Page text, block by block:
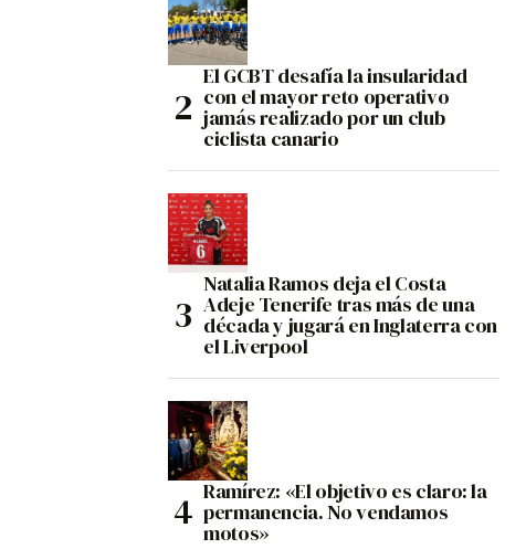
El GCBT desafía la insularidad
con el mayor reto operativo
jamás realizado por un club
ciclista canario
Natalia Ramos deja el Costa
Adeje Tenerife tras más de una
década y jugará en Inglaterra con
el Liverpool
Ramírez: «El objetivo es claro: la
permanencia. No vendamos
motos»